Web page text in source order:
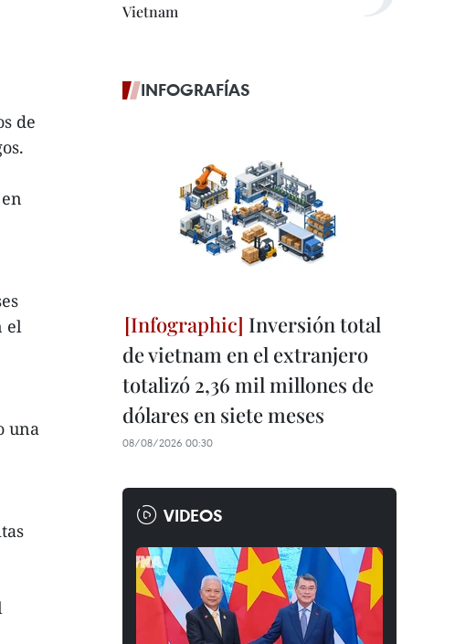
de
el
una
Vietnam
INFOGRAFÍAS
Inversión total
de vietnam en el extranjero
totalizó 2,36 mil millones de
dólares en siete meses
08/08/2026 00:30
VIDEOS